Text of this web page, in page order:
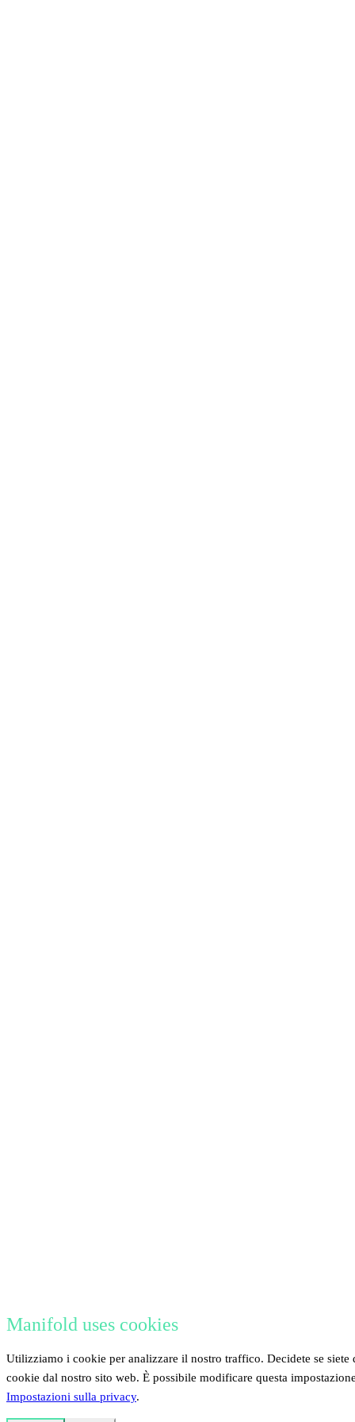
Manifold uses cookies
Utilizziamo i cookie per analizzare il nostro traffico. Decidete se siete
cookie dal nostro sito web. È possibile modificare questa
Impostazioni sulla privacy.